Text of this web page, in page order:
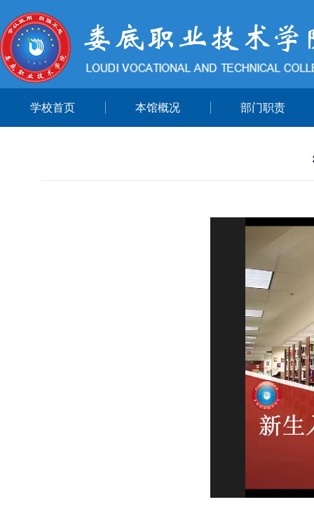
学校首页 本馆概况 部门职责